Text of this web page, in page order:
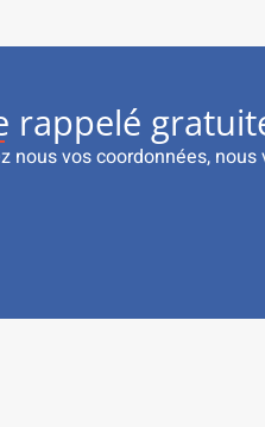
rappelé
nous vos coordonnées,